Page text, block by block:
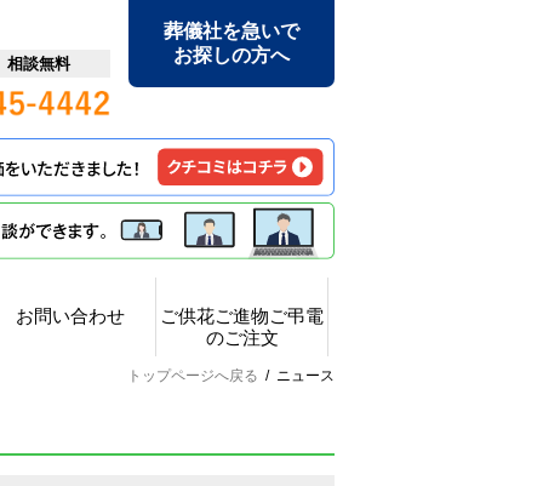
相談無料
葬儀社を急いで
お探しの方へ
お問い合わせ
ご供花ご進物ご弔電
のご注文
トップページへ戻る / ニュース